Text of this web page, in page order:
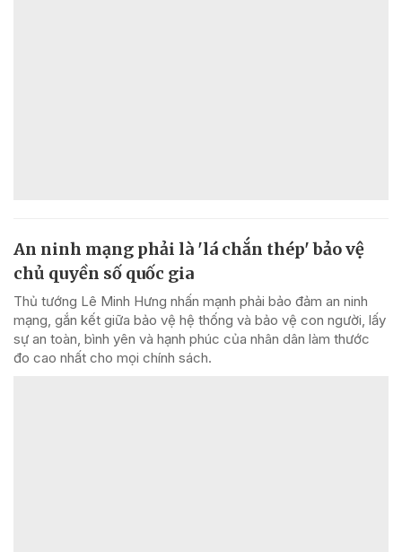
An ninh mạng phải là 'lá chắn thép' bảo vệ
chủ quyền số quốc gia
Thủ tướng Lê Minh Hưng nhấn mạnh phải bảo đảm an ninh
mạng, gắn kết giữa bảo vệ hệ thống và bảo vệ con người, lấy
sự an toàn, bình yên và hạnh phúc của nhân dân làm thước
đo cao nhất cho mọi chính sách.